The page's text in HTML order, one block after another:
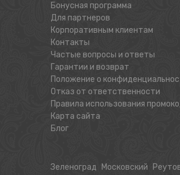
Бонусная программа
Для партнеров
Корпоративным клиентам
Контакты
Частые вопросы и ответы
Гарантии и возврат
Положение о
Отказ от ответственности
Правила использования
Карта сайта
Блог
Зеленоград Московский